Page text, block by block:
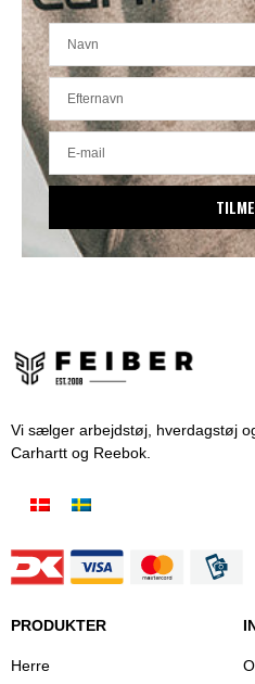
Vi sælger arbejdstøj, hverdagstøj
Carhartt og Reebok.
PRODUKTER
Herre